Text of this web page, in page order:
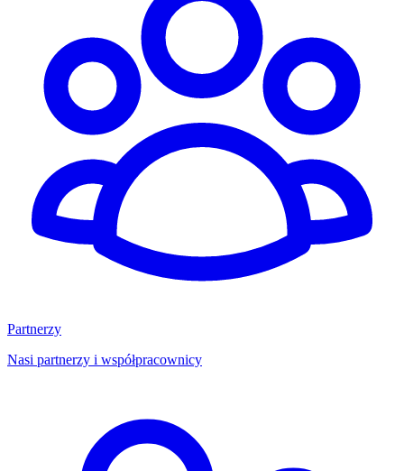
Partnerzy
Nasi partnerzy i współpracownicy